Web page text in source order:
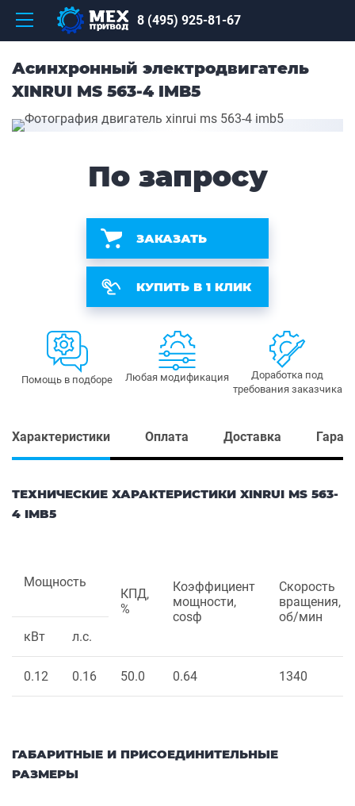
8 (495) 925-81-67
Асинхронный электродвигатель
XINRUI MS 563-4 IMB5
По запросу
ЗАКАЗАТЬ
КУПИТЬ В 1 КЛИК
Помощь в подборе Любая модификация
Доработка под
требования заказчика
Характеристики Оплата Доставка
ТЕХНИЧЕСКИЕ ХАРАКТЕРИСТИКИ XINRUI MS 563-
4 IMB5
Мощность
КПД,
%
Коэффициент
мощности,
cosф
Скорость
вращения,
об/мин
кВт
л.с.
0.12 0.16 50.0 0.64 1340
ГАБАРИТНЫЕ И ПРИСОЕДИНИТЕЛЬНЫЕ
РАЗМЕРЫ